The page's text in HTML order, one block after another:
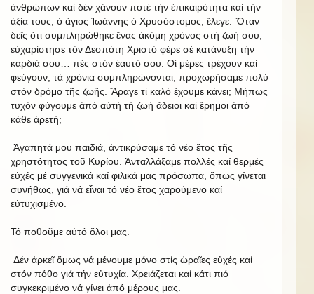
ἀνθρώπων καί δέν χάνουν ποτέ τήν ἐπικαιρότητα καί τήν
ἀξία τους, ὁ ἅγιος Ἰωάννης ὁ Χρυσόστομος, ἔλεγε: Ὅταν
δεῖς ὅτι συμπληρώθηκε ἕνας ἀκόμη χρόνος στή ζωή σου,
εὐχαρίστησε τόν Δεσπότη Χριστό φέρε σέ κατάνυξη τήν
καρδιά σου… πές στόν ἑαυτό σου: Οἱ μέρες τρέχουν καί
φεύγουν, τά χρόνια συμπληρώνονται, προχωρήσαμε πολύ
στόν δρόμο τῆς ζωῆς. Ἄραγε τί καλό ἔχουμε κάνει; Μήπως
τυχόν φύγουμε ἀπό αὐτή τή ζωή ἄδειοι καί ἔρημοι ἀπό
κάθε ἀρετή;
Ἀγαπητά μου παιδιά, ἀντικρύσαμε τό νέο ἔτος τῆς
χρηστότητος τοῦ Κυρίου. Ἀνταλλάξαμε πολλές καί θερμές
εὐχές μέ συγγενικά καί φιλικά μας πρόσωπα, ὅπως γίνεται
συνήθως, γιά νά εἶναι τό νέο ἔτος χαρούμενο καί
εὐτυχισμένο.
Τό ποθοῦμε αὐτό ὅλοι μας.
Δέν ἀρκεῖ ὅμως νά μένουμε μόνο στίς ὡραῖες εὐχές καί
στόν πόθο γιά τήν εὐτυχία. Χρειάζεται καί κάτι πιό
συγκεκριμένο νά γίνει ἀπό μέρους μας.